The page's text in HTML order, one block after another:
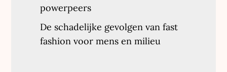
powerpeers
De schadelijke gevolgen van fast
fashion voor mens en milieu